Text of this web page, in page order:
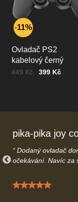
Ovladač PS2
kabelový černý
Cena bez DPH
399 Kč
Před slevou:
449 Kč
11%
pika-pika joy
Dodaný ovladač
očekávání. Navíc za